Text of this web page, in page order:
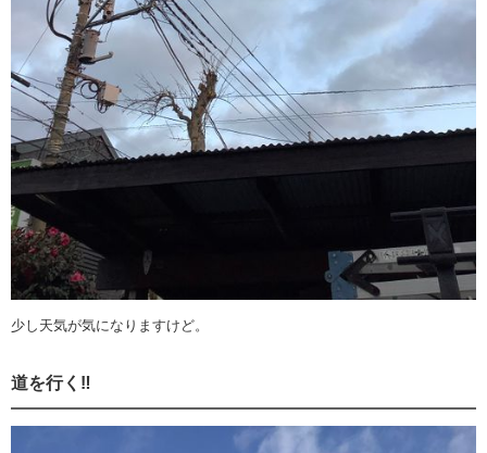
少し天気が気になりますけど。
道を行く‼️